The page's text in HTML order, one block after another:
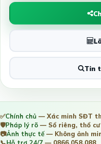
Tin
✅Chính chủ — Xác minh SĐT
🛡️Pháp lý rõ — Sổ riêng, thổ cư
📷Ảnh thực tế— Không ảnh